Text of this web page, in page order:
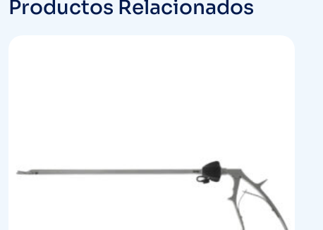
Productos Relacionados